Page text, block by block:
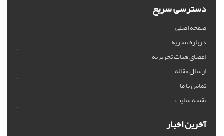
دسترسی سریع
صفحه اصلی
درباره نشریه
اعضای هیات تحریریه
ارسال مقاله
تماس با ما
نقشه سایت
آخرین اخبار